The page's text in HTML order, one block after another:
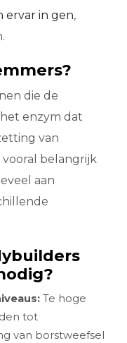
ervar in gen,
die de
enzym dat
van
belangrijk
aan
Te hoge
tot
van borstweefsel